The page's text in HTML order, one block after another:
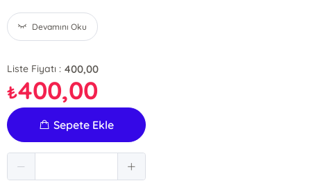
Devamını Oku
Liste Fiyatı : 400,00
₺400,00
Sepete Ekle